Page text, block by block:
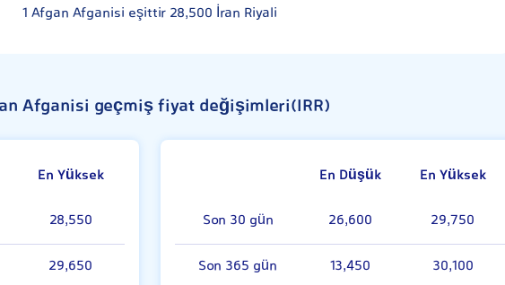
1 Afgan Afganisi eşittir 28,500 İran Riyali
Afganisi geçmiş fiyat değişimleri(IRR)
En Yüksek
28,550
29,650
En Düşük
En Yüksek
Son 30 gün
26,600 29,750
Son 365 gün 13,450 30,100